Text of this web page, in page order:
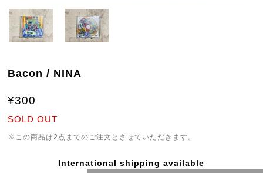
Bacon / NINA
¥300
SOLD OUT
※この商品は2点までのご注文とさせていただきます。
International shipping available